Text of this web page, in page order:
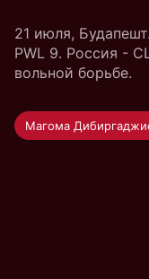
21 июля, Будапешт.
PWL 9. Россия -
вольной борьбе.
Магома